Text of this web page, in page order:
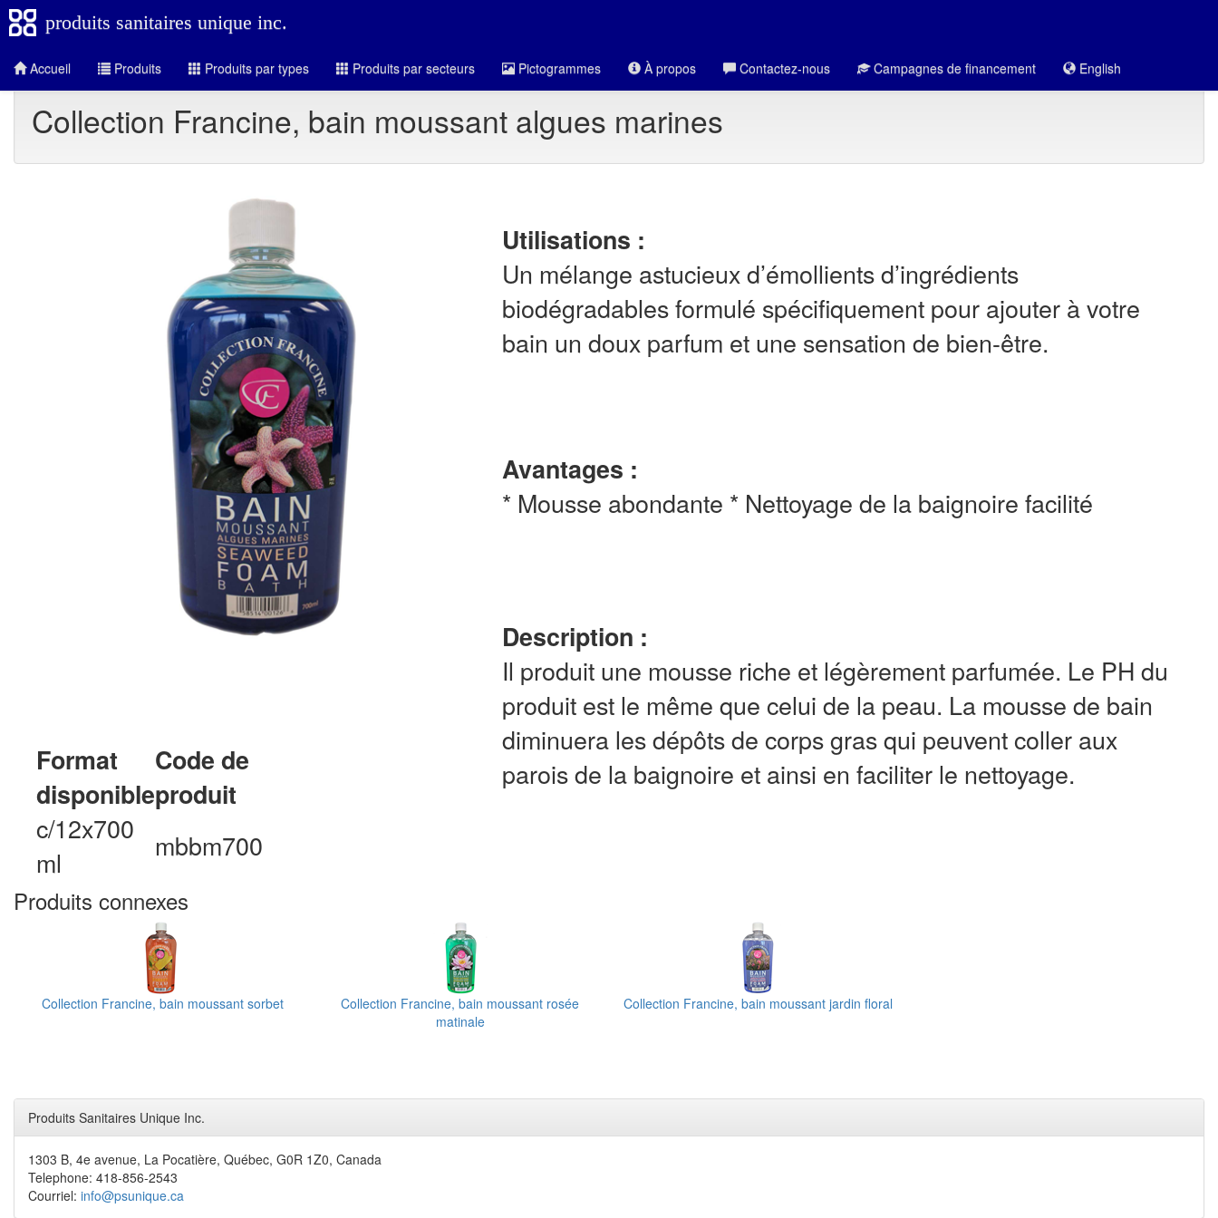
produits sanitaires unique inc.
Accueil Produits Produits par types Produits par secteurs Pictogrammes À propos Contactez-nous Campagnes de financement English
Collection Francine, bain moussant algues marines
Format
disponible
Code de
produit
c/12x700
ml
mbbm700
Utilisations :
Un mélange astucieux d’émollients d’ingrédients
biodégradables formulé spécifiquement pour ajouter à votre
bain un doux parfum et une sensation de bien-être.
Avantages :
* Mousse abondante * Nettoyage de la baignoire facilité
Description :
Il produit une mousse riche et légèrement parfumée. Le PH du
produit est le même que celui de la peau. La mousse de bain
diminuera les dépôts de corps gras qui peuvent coller aux
parois de la baignoire et ainsi en faciliter le nettoyage.
Produits connexes
Collection Francine, bain moussant sorbet
Collection Francine, bain moussant rosée
matinale
Collection Francine, bain moussant jardin floral
Produits Sanitaires Unique Inc.
1303 B, 4e avenue, La Pocatière, Québec, G0R 1Z0, Canada
Telephone: 418-856-2543
Courriel: info@psunique.ca